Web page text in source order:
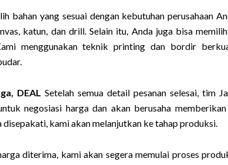
bahan yang sesuai dengan kebutuhan perusahaan
katun, dan drill. Selain itu, Anda juga bisa
menggunakan teknik printing dan bordir
DEAL Setelah semua detail pesanan selesai, tim
negosiasi harga dan akan berusaha
disepakati, kami akan melanjutkan ke tahap produksi.
diterima, kami akan segera memulai proses